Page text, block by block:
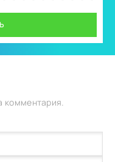
комментария.